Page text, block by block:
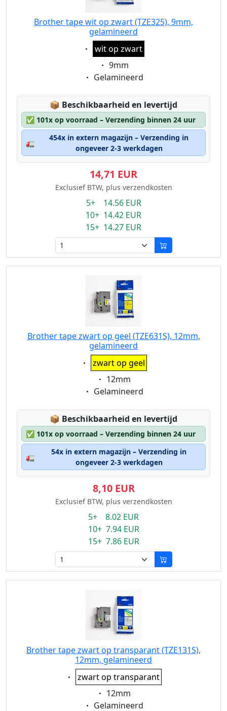
Brother tape wit op zwart (TZE325), 9mm,
gelamineerd
Eigenschaft:
wit op zwart
Eigenschaft:
9mm
Eigenschaft:
Gelamineerd
📦 Lagerstatus:
Beschikbaarheid en levertijd
✅ 101x op voorraad – Verzending binnen 24 uur
🚛
454x in extern magazijn – Verzending in
ongeveer 2-3 werkdagen
14,71 EUR
Exclusief BTW, plus verzendkosten
5+ 14.56 EUR
10+ 14.42 EUR
15+ 14.27 EUR
Brother tape zwart op geel (TZE631S), 12mm,
gelamineerd
Eigenschaft:
zwart op geel
Eigenschaft:
12mm
Eigenschaft:
Gelamineerd
📦 Lagerstatus:
Beschikbaarheid en levertijd
✅ 101x op voorraad – Verzending binnen 24 uur
🚛
54x in extern magazijn – Verzending in
ongeveer 2-3 werkdagen
8,10 EUR
Exclusief BTW, plus verzendkosten
5+ 8.02 EUR
10+ 7.94 EUR
15+ 7.86 EUR
Brother tape zwart op transparant (TZE131S),
12mm, gelamineerd
Eigenschaft:
zwart op transparant
Eigenschaft:
12mm
Eigenschaft:
Gelamineerd